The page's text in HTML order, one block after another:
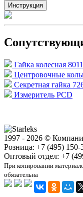
Инструкция
Гайка колесная
Центровочные
Секретная гайка
Измеритель PCD
1997 - 2026 ©
Розница: +7 (495) 150-
Оптовый отдел: +7
При копировании
обязательна